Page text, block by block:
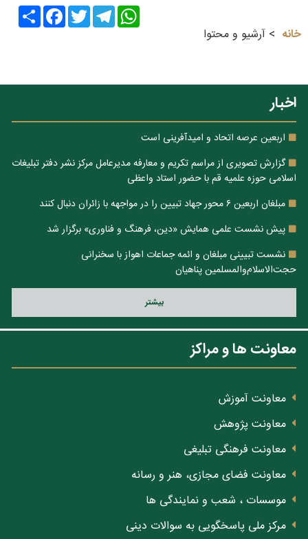
Share
FacebookTwitter
Telegram
WhatsApp
خانه
آرشیو و محتوا
اخبار
اربعین عرصه اتحاد و امیدآفرینی است
گزارش تصویری از مراسم تکریم و معارفه مدیرعامل مرکز نشر دفتر تبلیغات
اسلامی حوزه علمیه قم با حضور استاد واعظی
مبلغان اربعین ۶ محور جهاد تبیین را در مواجهه با زائران دنبال کنند
پیش نشست علمی همایش «دین، فرهنگ و فناوری» برگزار شد
نشست تبیینی مبلغان و ائمه جماعات اهواز با سخنرانی
حجت‌الاسلام‌والمسلمین پناهیان
بيشتر
معاونت ها و مراکز
معاونت آموزش
معاونت پژوهش
معاونت فرهنگی تبلیغی
معاونت فضای مجازی، هنر و رسانه
موسسات ، شعب و نمایندگی ها
مرکز ملی پاسخگویی به سوالات دینی